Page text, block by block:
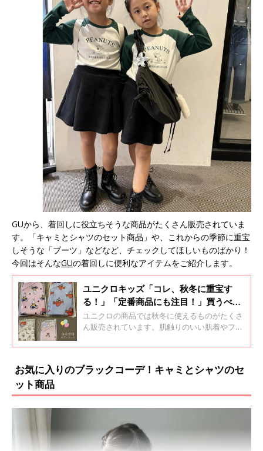
GUから、着回しに役立ちそうな商品がたくさん販売されていま
す。「キャミとシャツのセット商品」や、これからの季節に重宝
しそうな「ブーツ」などなど、チェックしてほしいものばかり！
今回はそんなGUの着回しに便利なアイテムをご紹介します。
ユニクロキッズ「コレ、秋冬に重宝す
る！」「定番商品にも注目！」買うべき
アイテム4選
ユニクロの商品では秋冬に使えるものがたくさ
ん販売されています。肌触りのいい肌着やフリ
ェックしてほしいものばかり♪ 今回はそんなユ
お気に入りのブラックコーデ！キャミとシャツのセ
ット商品